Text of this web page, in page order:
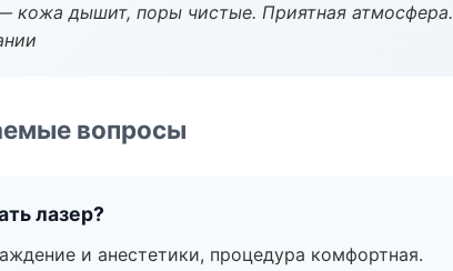
кожа дышит, поры чистые. Приятная атмосфера.
вопросы
лазер?
и анестетики, процедура комфортная.